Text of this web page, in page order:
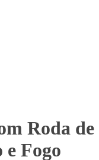
Roda de
Fogo